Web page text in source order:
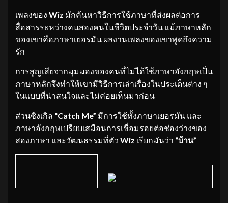
เพลงของ Wiz มักค้นหาวิธีการใช้ภาษาที่ส่งผลต่อการ
สื่อสารระหว่างคนสองคนในชีวิตประจำวัน แม้ภาษาหลัก
ของเขาคือภาษาเยอรมัน ผลงานเพลงของเขาพูดถึงความ
รัก
การสูญเสียจากมุมมองของคนที่ไม่ได้ใช้ภาษาอังกฤษเป็น
ภาษาหลักจึงทำให้เขามีวิธีการเล่าเรื่องในประเด็นต่าง ๆ
ในแบบที่น่าสนใจและไม่ค่อยเห็นมาก่อน
ส่วนซิงเกิล “Catch Me” มีการใช้ทั้งภาษาเยอรมัน และ
ภาษาอังกฤษเปรียบเสมือนการเชื่อมรอยต่อช่องว่างของ
สองภาษา และวัฒนธรรมที่ตัว Wiz เรียกมันว่า “บ้าน”